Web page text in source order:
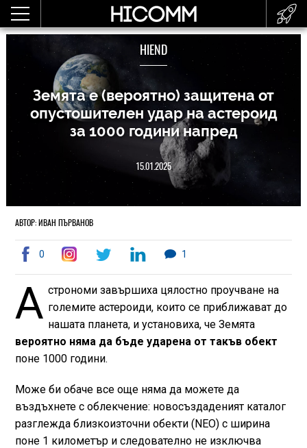
HIEND
Земята е (вероятно) защитена от
опустошителен удар на астероид
за 1000 години напред
15.01.2025
АВТОР: ИВАН ПЪРВАНОВ
0 1
А строноми завършиха цялостно проучване на
големите астероиди, които се приближават до
нашата планета, и установиха, че Земята
вероятно няма да бъде ударена от такъв обект
поне 1000 години.
Може би обаче все още няма да можете да
въздъхнете с облекчение: новосъздаденият каталог
разглежда близкоизточни обекти (NEO) с ширина
поне 1 километър и следователно не изключва